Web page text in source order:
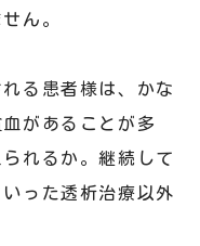
ん。
る患者様は、かな
があることが多
れるか。継続して
った透析治療以外